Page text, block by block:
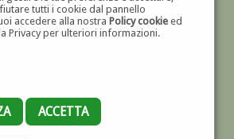
tutti i cookie dal pannello
accedere alla nostra Policy cookieed
Privacy per ulteriori informazioni.
ACCETTA